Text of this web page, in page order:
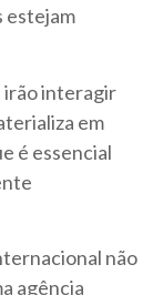
estejam
irão interagir
em
é essencial
não
agência